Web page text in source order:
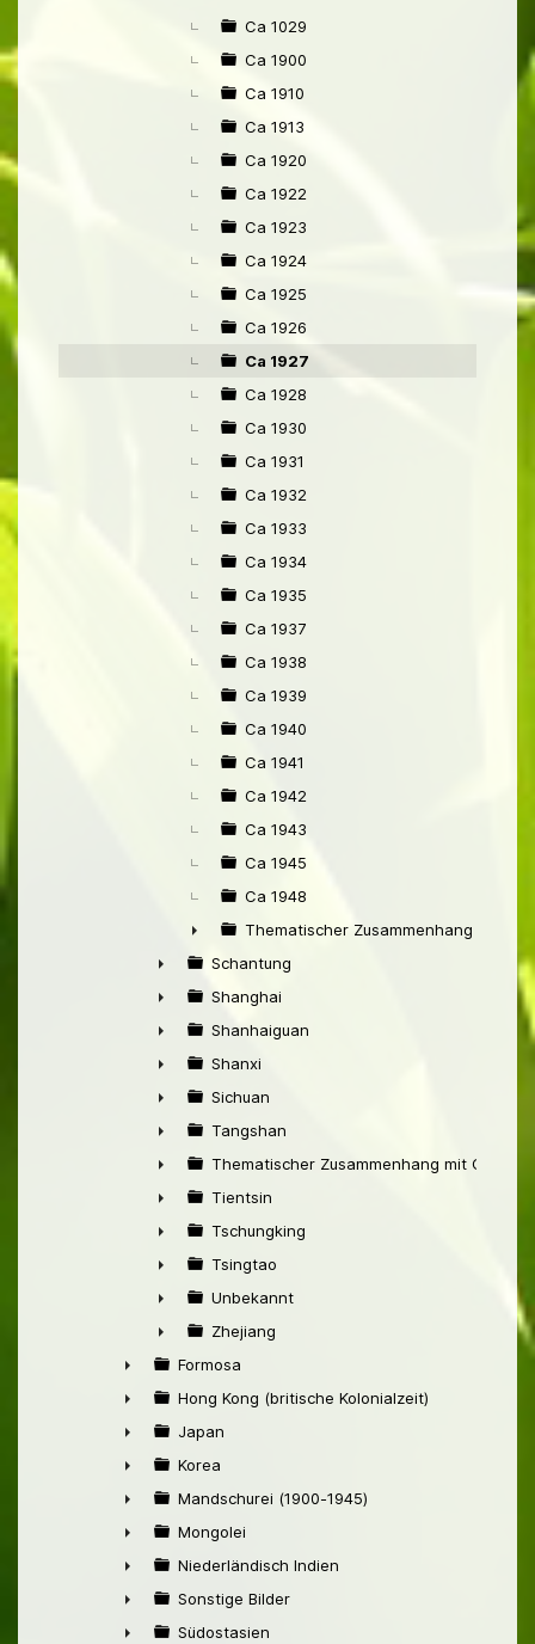
►
Ca 1029
Ca 1900
Ca 1910
Ca 1913
Ca 1920
Ca 1922
Ca 1923
Ca 1924
Ca 1925
Ca 1926
Ca 1927
Ca 1928
Ca 1930
Ca 1931
Ca 1932
Ca 1933
Ca 1934
Ca 1935
Ca 1937
Ca 1938
Ca 1939
Ca 1940
Ca 1941
Ca 1942
Ca 1943
Ca 1945
Ca 1948
►
Thematischer Zusammenhang mit
►
Schantung
►
Shanghai
►
Shanhaiguan
►
Shanxi
►
Sichuan
►
Tangshan
►
Thematischer Zusammenhang mit China
►
Tientsin
►
Tschungking
►
Tsingtao
►
Unbekannt
►
Zhejiang
►
Formosa
►
Hong Kong (britische Kolonialzeit)
►
Japan
►
Korea
►
Mandschurei (1900-1945)
►
Mongolei
►
Niederländisch Indien
►
Sonstige Bilder
Südostasien